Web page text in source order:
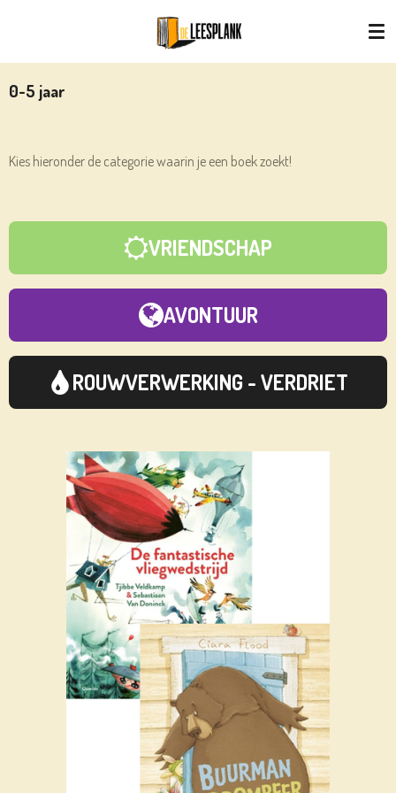
naar
de
hoofdinhoud
0-5 jaar
Kies hieronder de categorie waarin je een boek zoekt!
VRIENDSCHAP
AVONTUUR
ROUWVERWERKING - VERDRIET